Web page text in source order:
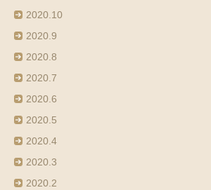
2020.10
2020.9
2020.8
2020.7
2020.6
2020.5
2020.4
2020.3
2020.2